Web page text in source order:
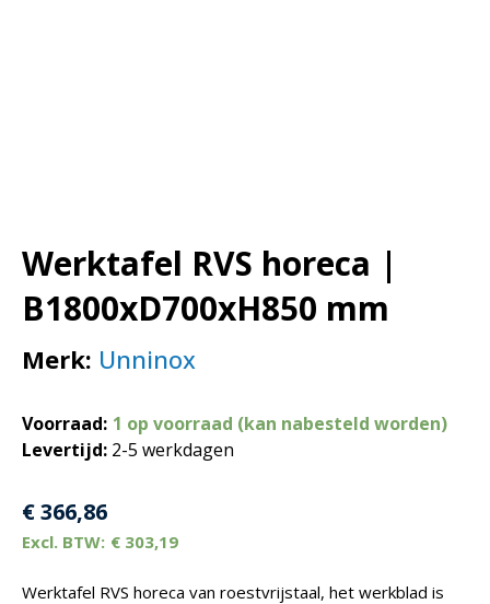
Werktafel RVS horeca |
B1800xD700xH850 mm
Merk: Unninox
Voorraad: 1 op voorraad (kan nabesteld worden)
Levertijd: 2-5 werkdagen
€366,86
€ 303,19
Werktafel RVS horeca van roestvrijstaal, het werkblad is